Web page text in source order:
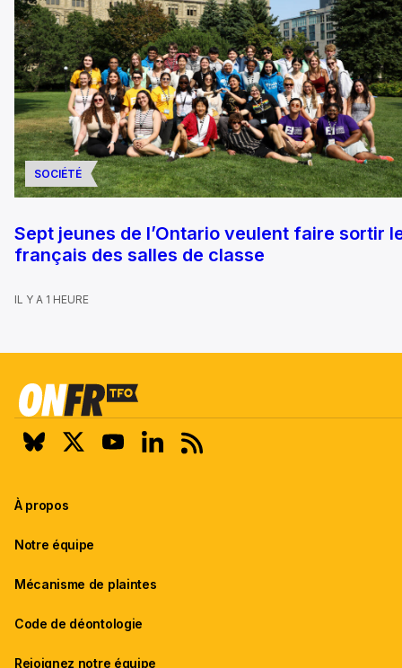
SOCIÉTÉ
Sept jeunes de l’Ontario veulent faire sortir
français des salles de classe
IL Y A 1 HEURE
À propos
Notre équipe
Mécanisme de plaintes
Code de déontologie
Rejoignez notre équipe